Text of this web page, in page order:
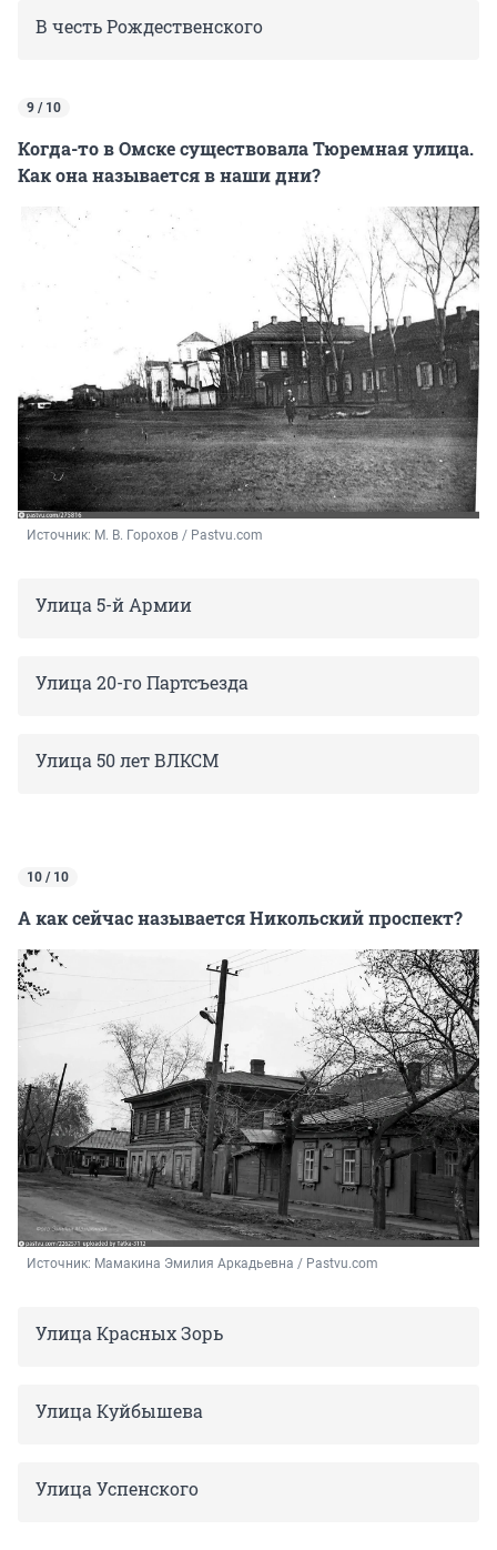
В честь Рождественского
9 / 10
Когда-то в Омске существовала Тюремная улица.
Как она называется в наши дни?
Источник: М. В. Горохов / Pastvu.com
Улица 5-й Армии
Улица 20-го Партсъезда
Улица 50 лет ВЛКСМ
10 / 10
А как сейчас называется Никольский проспект?
Источник: Мамакина Эмилия Аркадьевна / Pastvu.com
Улица Красных Зорь
Улица Куйбышева
Улица Успенского